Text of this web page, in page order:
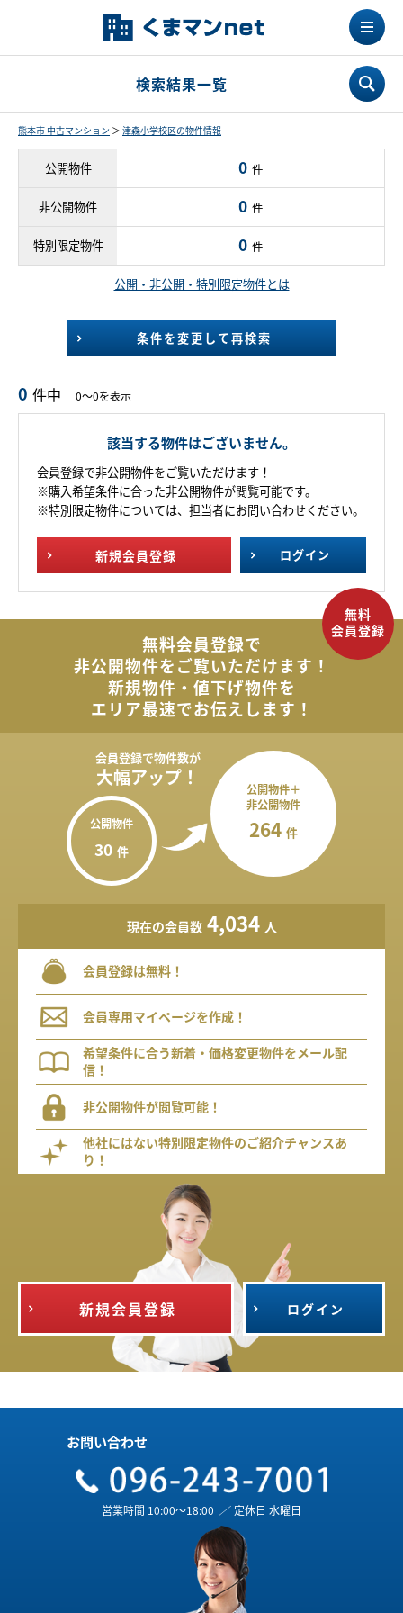
検索結果一覧
熊本市 中古マンション ＞ 津森小学校区の物件情報
公開物件 0 件
非公開物件 0 件
特別限定物件 0 件
公開・非公開・特別限定物件とは
条件を変更して再検索
0 件中 0～0を表示
該当する物件はございません。
会員登録で非公開物件をご覧いただけます！
※購入希望条件に合った非公開物件が閲覧可能です。
※特別限定物件については、担当者にお問い合わせください。
新規会員登録 ログイン
無料会員登録で
非公開物件をご覧いただけます！
新規物件・値下げ物件を
エリア最速でお伝えします！
会員登録で物件数が
大幅アップ！
公開物件
30 件
公開物件＋
非公開物件
264 件
現在の会員数 4,034 人
会員登録は無料！
会員専用マイページを作成！
希望条件に合う新着・価格変更物件をメール配
信！
非公開物件が閲覧可能！
他社にはない特別限定物件のご紹介チャンスあ
り！
新規会員登録 ログイン
お問い合わせ
営業時間 10:00～18:00 ／ 定休日 水曜日